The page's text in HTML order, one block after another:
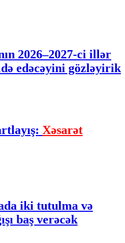
2026–2027-ci illər
edəcəyini gözləyirik
Xəsarət
iki tutulma və
baş verəcək